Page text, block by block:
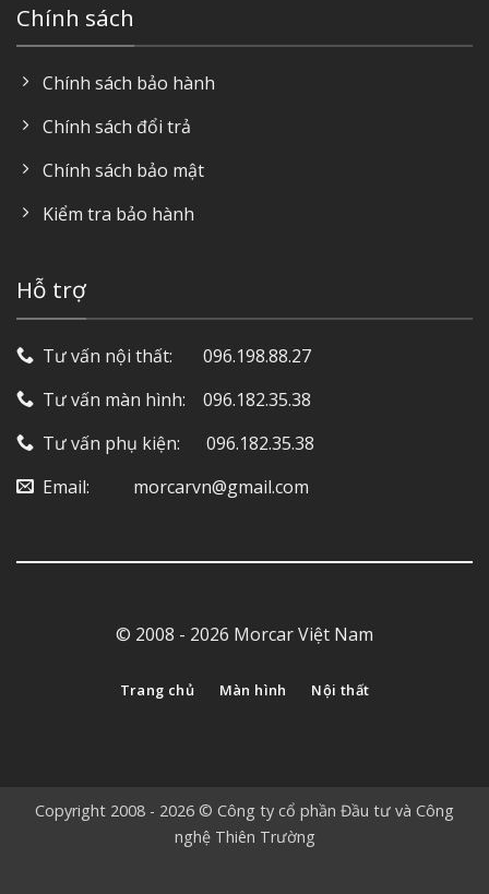
Chính sách
Chính sách bảo hành
Chính sách đổi trả
Chính sách bảo mật
Kiểm tra bảo hành
Hỗ trợ
Tư vấn nội thất: ‎ ‎ ‎ ‎ ‎ ‎ 096.198.88.27
Tư vấn màn hình: ‎ ‎ ‎ 096.182.35.38
Tư vấn phụ kiện: ‎ ‎ ‎ ‎‎ ‎ 096.182.35.38
Email: ‎ ‎ ‎ ‎ ‎ ‎ ‎ ‎ ‎ morcarvn@gmail.com
© 2008 - 2026 Morcar Việt Nam
Trang chủ Màn hình Nội thất
Copyright 2008 - 2026 © Công ty cổ phần Đầu tư và Công
nghệ Thiên Trường